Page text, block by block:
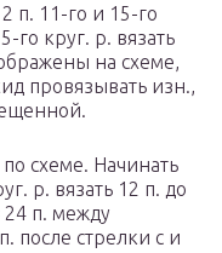
п. 11-го и 15-го
го круг. р. вязать
на схеме,
провязывать изн.,
схеме. Начинать
р. вязать 12 п. до
24 п. между
после стрелки с и